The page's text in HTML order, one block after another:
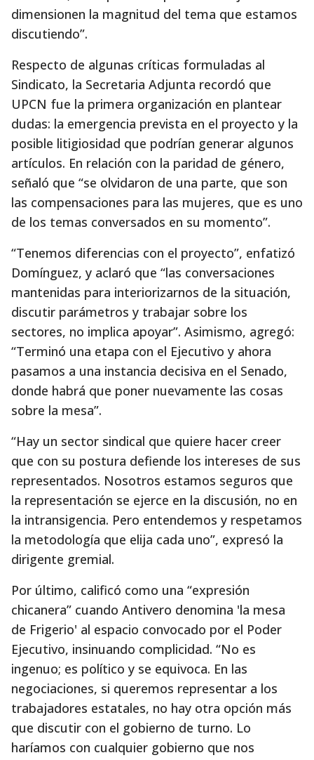
dimensionen la magnitud del tema que estamos
discutiendo”.
Respecto de algunas críticas formuladas al
Sindicato, la Secretaria Adjunta recordó que
UPCN fue la primera organización en plantear
dudas: la emergencia prevista en el proyecto y la
posible litigiosidad que podrían generar algunos
artículos. En relación con la paridad de género,
señaló que “se olvidaron de una parte, que son
las compensaciones para las mujeres, que es uno
de los temas conversados en su momento”.
“Tenemos diferencias con el proyecto”, enfatizó
Domínguez, y aclaró que “las conversaciones
mantenidas para interiorizarnos de la situación,
discutir parámetros y trabajar sobre los
sectores, no implica apoyar”. Asimismo, agregó:
“Terminó una etapa con el Ejecutivo y ahora
pasamos a una instancia decisiva en el Senado,
donde habrá que poner nuevamente las cosas
sobre la mesa”.
“Hay un sector sindical que quiere hacer creer
que con su postura defiende los intereses de sus
representados. Nosotros estamos seguros que
la representación se ejerce en la discusión, no en
la intransigencia. Pero entendemos y respetamos
la metodología que elija cada uno”, expresó la
dirigente gremial.
Por último, calificó como una “expresión
chicanera” cuando Antivero denomina 'la mesa
de Frigerio' al espacio convocado por el Poder
Ejecutivo, insinuando complicidad. “No es
ingenuo; es político y se equivoca. En las
negociaciones, si queremos representar a los
trabajadores estatales, no hay otra opción más
que discutir con el gobierno de turno. Lo
haríamos con cualquier gobierno que nos